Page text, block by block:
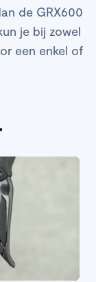
de GRX600
je bij zowel
een enkel of